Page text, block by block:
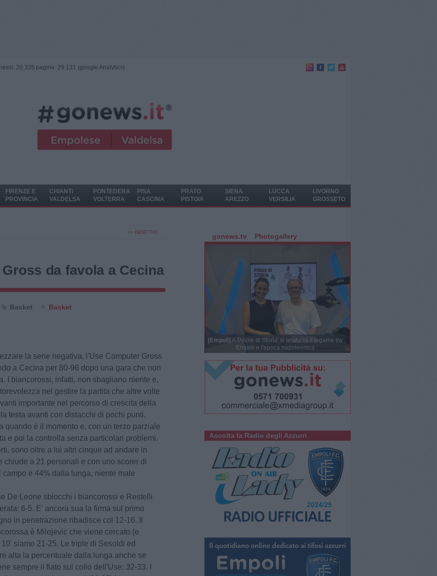
20.335 pagine: 29.131 (google Analytics)
FIRENZE E
PROVINCIA
CHIANTI
VALDELSA
PONTEDERA
VOLTERRA
PISA
CASCINA
PRATO
PISTOIA
SIENA
AREZZO
LUCCA
VERSILIA
LIVORNO
GROSSETO
<< INDIETRO
da favola a Cecina
Basket Basket
la serie negativa, l'Use Computer Gross
a Cecina per 80-96 dopo una gara che non
I biancorossi, infatti, non sbagliano niente e,
nel gestire la partita che altre volte
importante nel percorso di crescita della
testa avanti con distacchi di pochi punti,
quando è il momento e, con un terzo parziale
e poi la controlla senza particolari problemi.
sono oltre a lui altri cinque ad andare in
chiude a 21 personali e con uno scorer di
e 44% dalla lunga, niente male
De Leone sblocchi i biancorossi e Restelli
6-5. E' ancora sua la firma sul primo
in penetrazione ribadisce col 12-16. Il
è Milojevic che viene cercato (e
siamo 21-25. Le triple di Sesoldi ed
alta la percentuale dalla lunga anche se
sempre il fiato sul collo dell'Use: 32-33. I
gonews.tv Photogallery
[Empoli] A 'Pillole di Storia' si analizza il legame tra
Empoli e l'epoca napoleonica
Ascolta la Radio degli Azzurri